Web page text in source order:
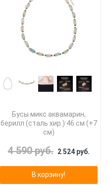
Бусы микс аквамарин,
берилл (сталь хир.) 46 см (+7
см)
4 590 руб. 2 524 руб.
В корзину!